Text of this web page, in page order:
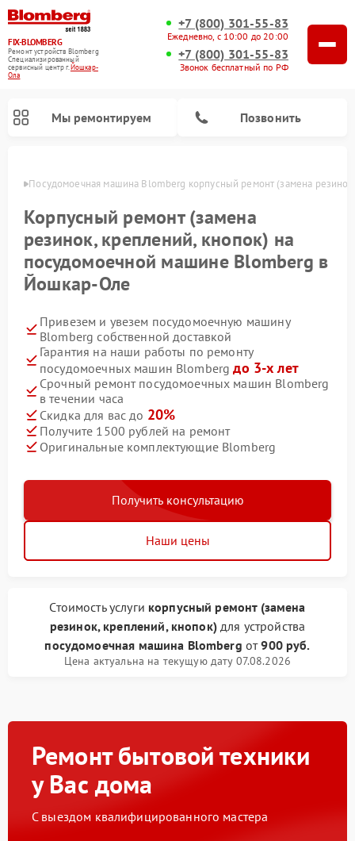
FIX-BLOMBERG
Ремонт устройств Blomberg
Специализированный
cервисный центр г.Йошкар-
Ола
+7 (800) 301-55-83
Ежедневно, с 10:00 до 20:00
+7 (800) 301-55-83
Звонок бесплатный по РФ
Мы ремонтируем Позвонить
Оле Посудомоечная машина Blomberg корпусный ремонт (замена
Корпусный ремонт (замена
резинок, креплений, кнопок) на
посудомоечной машине Blomberg в
Йошкар-Оле
Привезем и увезем посудомоечную машину
Blomberg собственной доставкой
Гарантия на наши работы по ремонту
посудомоечных машин Blombergдо 3-х лет
Срочный ремонт посудомоечных машин Blomberg
в течении часа
Скидка для вас до 20%
Получите 1500 рублей на ремонт
Оригинальные комплектующие Blomberg
Получить консультацию
Наши цены
Стоимость услуги корпусный ремонт (замена
резинок, креплений, кнопок)для устройства
посудомоечная машина Blomberg от900 руб.
Цена актуальна на текущую дату 07.08.2026
Ремонт бытовой техники
у Вас дома
С выездом квалифицированного мастера